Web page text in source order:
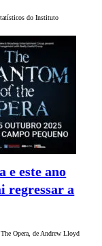
do Instituto
e este ano
regressar a
Opera, de Andrew Lloyd